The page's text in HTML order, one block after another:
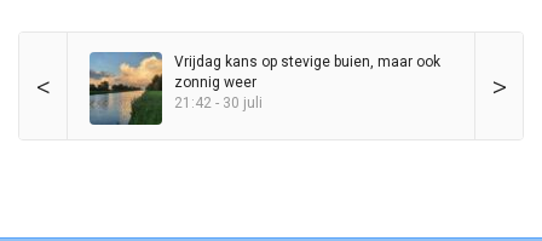
< >
Vrijdag kans op stevige buien, maar ook
zonnig weer
21:42 - 30 juli